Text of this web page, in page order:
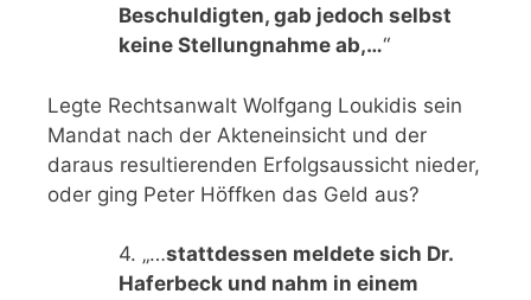
Beschuldigten, gab jedoch selbst
keine Stellungnahme ab,…“
Legte Rechtsanwalt Wolfgang Loukidis sein
Mandat nach der Akteneinsicht und der
daraus resultierenden Erfolgsaussicht nieder,
oder ging Peter Höffken das Geld aus?
4. „…stattdessen meldete sich Dr.
Haferbeck und nahm in einem